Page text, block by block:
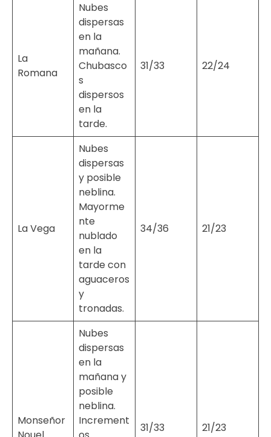
La
Romana
Nubes
dispersas
en la
mañana.
Chubasco
s
dispersos
en la
tarde.
31/33 22/24
La Vega
Nubes
dispersas
y posible
neblina.
Mayorme
nte
nublado
en la
tarde con
aguaceros
y
tronadas.
34/36 21/23
Monseñor
Nubes
dispersas
en la
mañana y
posible
neblina.
Increment
31/33 21/23